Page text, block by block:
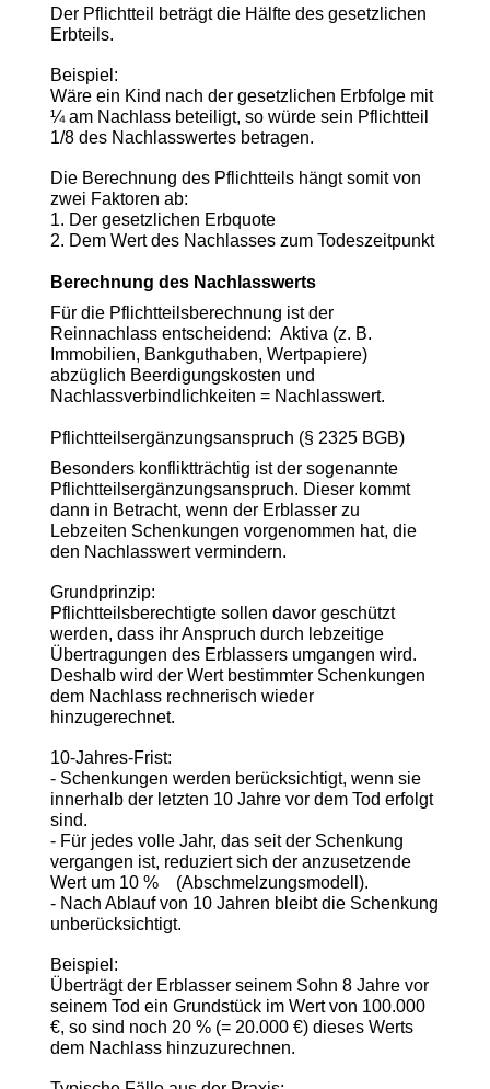
Der Pflichtteil beträgt die Hälfte des gesetzlichen
Erbteils.
Beispiel:
Wäre ein Kind nach der gesetzlichen Erbfolge mit
¼ am Nachlass beteiligt, so würde sein Pflichtteil
1/8 des Nachlasswertes betragen.
Die Berechnung des Pflichtteils hängt somit von
zwei Faktoren ab:
1. Der gesetzlichen Erbquote
2. Dem Wert des Nachlasses zum Todeszeitpunkt
Berechnung des Nachlasswerts
Für die Pflichtteilsberechnung ist der
Reinnachlass entscheidend: Aktiva (z. B.
Immobilien, Bankguthaben, Wertpapiere)
abzüglich Beerdigungskosten und
Nachlassverbindlichkeiten = Nachlasswert.
Pflichtteilsergänzungsanspruch (§ 2325 BGB)
Besonders konfliktträchtig ist der sogenannte
Pflichtteilsergänzungsanspruch. Dieser kommt
dann in Betracht, wenn der Erblasser zu
Lebzeiten Schenkungen vorgenommen hat, die
den Nachlasswert vermindern.
Grundprinzip:
Pflichtteilsberechtigte sollen davor geschützt
werden, dass ihr Anspruch durch lebzeitige
Übertragungen des Erblassers umgangen wird.
Deshalb wird der Wert bestimmter Schenkungen
dem Nachlass rechnerisch wieder
hinzugerechnet.
10-Jahres-Frist:
- Schenkungen werden berücksichtigt, wenn sie
innerhalb der letzten 10 Jahre vor dem Tod erfolgt
sind.
- Für jedes volle Jahr, das seit der Schenkung
vergangen ist, reduziert sich der anzusetzende
Wert um 10 % (Abschmelzungsmodell).
- Nach Ablauf von 10 Jahren bleibt die Schenkung
unberücksichtigt.
Beispiel:
Überträgt der Erblasser seinem Sohn 8 Jahre vor
seinem Tod ein Grundstück im Wert von 100.000
€, so sind noch 20 % (= 20.000 €) dieses Werts
dem Nachlass hinzuzurechnen.